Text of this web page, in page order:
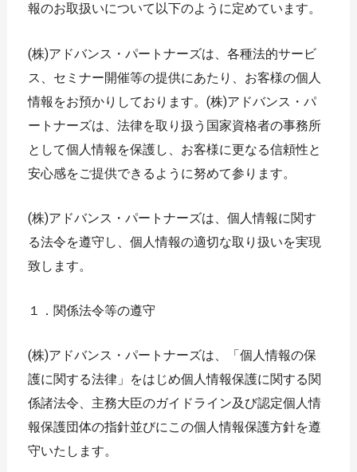
報のお取扱いについて以下のように定めています。
(株)アドバンス・パートナーズは、各種法的サービ
ス、セミナー開催等の提供にあたり、お客様の個人
情報をお預かりしております。(株)アドバンス・パ
ートナーズは、法律を取り扱う国家資格者の事務所
として個人情報を保護し、お客様に更なる信頼性と
安心感をご提供できるように努めて参ります。
(株)アドバンス・パートナーズは、個人情報に関す
る法令を遵守し、個人情報の適切な取り扱いを実現
致します。
１．関係法令等の遵守
(株)アドバンス・パートナーズは、「個人情報の保
護に関する法律」をはじめ個人情報保護に関する関
係諸法令、主務大臣のガイドライン及び認定個人情
報保護団体の指針並びにこの個人情報保護方針を遵
守いたします。